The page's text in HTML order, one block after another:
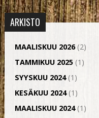
ARKISTO
MAALISKUU 2026(2)
TAMMIKUU 2025 (1)
SYYSKUU 2024(1)
KESÄKUU 2024(1)
MAALISKUU 2024(1)